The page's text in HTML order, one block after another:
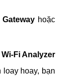
Gateway hoặc
Fi Analyzer
hoay, bạn